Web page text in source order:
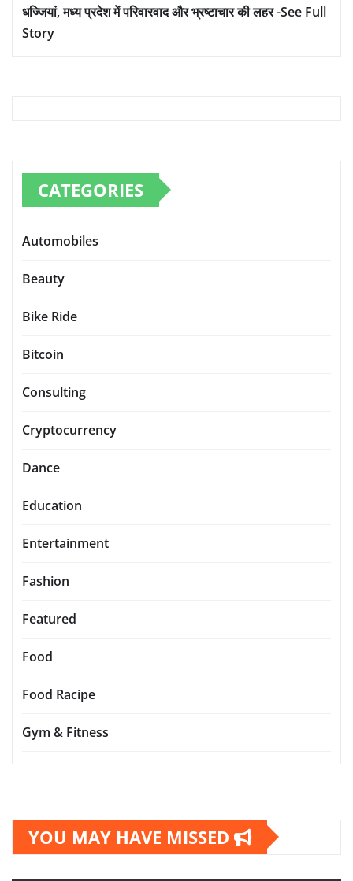
धज्जियां, मध्य प्रदेश में परिवारवाद और भ्रष्टाचार की लहर -See Full
Story
CATEGORIES
Automobiles
Beauty
Bike Ride
Bitcoin
Consulting
Cryptocurrency
Dance
Education
Entertainment
Fashion
Featured
Food
Food Racipe
Gym & Fitness
YOU MAY HAVE MISSED